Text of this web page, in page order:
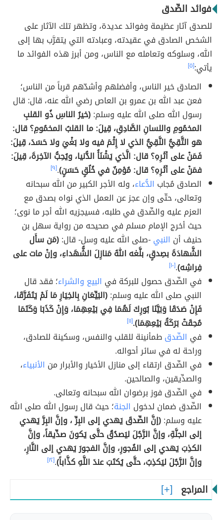
فوائد الصِّدق
للصدق آثار عظيمة وفوائد عديدة، وتظهر تلك الآثار على
الشخص الصادق في عقيدته، وعبادته التي يتقرَّب بها إلى
الله، وسلوكه وتعامله مع الناس، ومن أبرز هذه الفوائد ما
يأتي:[٥]
الصادق خير الناس، وأفضلهم وأشدّهم قرباً من الناس؛
فعن عبد الله بن عمرو بن العاص رضي الله عنه، قال: قال
رسول الله صلى الله عليه وسلم:(خيرُ الناسِ ذُو القلبِ
المخمُومِ واللسانِ الصَّادِقِ، قِيلَ: ما القلبُ المخمُومِ؟ قال:
هو التَّقِيُّ النَّقِيُّ الذي لا إِثْمَ فيه ولا بَغْيَ ولا حَسَدَ، قِيلَ:
فَمَنْ على أثَرِهِ؟ قال: الَّذي يَشْنَأُ الدُّنيا، ويُحِبُّ الآخِرةَ، قِيلَ:
فمَنْ على أثَرِهِ؟ قال: مُؤمِنٌ في خُلُقٍ حَسَنٍ).[٩]
الصادق مُجاب الدُّعاء، وله الأجر الكبير من الله سبحانه
وتعالى، حتّى وإن عجز عن العمل الذي نواه بصدق مع
العزم عليه والصِّدق في طلبه، فسيجزيه الله أجر ما نوى؛
حيث أخرج الإمام مسلم في صحيحه من رواية سهل بن
حنيف أن النبي-صلى الله عليه وسل- قال:(مَن سأَل
الشَّهادَةَ بصِدقٍ، بلَّغه اللهُ مَنازِلَ الشُّهَداءِ، وإنْ مات على
فِراشِه).[١٠]
في الصِّدق حصول للبركة في البيع والشراء؛ فقد قال
النبي صلى الله عليه وسلم:(البَيِّعَانِ بِالخِيَارِ مَا لَمْ يَتَفَرَّقَا،
فَإِنْ صَدَقَا وَبَيَّنَا بُورِكَ لَهُمَا فِي بَيْعِهِمَا، وَإِنْ كَذَبَا وَكَتَمَا
مُحِقَتْ بَرَكَةُ بَيْعِهِمَا).[١١]
في الصِّدقطمأنينة للقلب والنفس، وسكينة للصادق،
وراحة له في سائر أحواله.
في الصِّدق ارتقاء إلى منازل الأخيار والأبرار من الأنبياء،
والصدِّيقين، والصالحين.
في الصِّدق فوز برضوان الله سبحانه وتعالى.
الصِّدق ضمان لدخول الجنة؛ حيث قال رسول الله صلى الله
عليه وسلم:(إنَّ الصِّدقَ يَهدي إلى البِرِّ ، وإنَّ البِرَّ يَهدي
إلى الجنَّةِ، وإنَّ الرَّجُلَ ليَصدُقُ حتَّى يَكونَ صدِّيقاً، وإنَّ
الكذِبَ يَهدي إلى الفُجورِ، وإنَّ الفجورَ يَهدي إلى النَّارِ،
وإنَّ الرَّجُلَ ليَكذِبُ، حتَّى يُكتَبَ عندَ اللَّهِ كذَّاباً).[١٢]
المراجع